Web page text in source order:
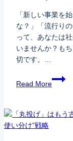
「新しい事業を
な？」「流行り
って、あなたは
いませんか？も
切です。…
Read More